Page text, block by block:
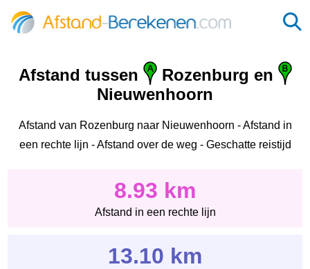
Afstand tussen
Rozenburg en
Nieuwenhoorn
Afstand van Rozenburg naar Nieuwenhoorn - Afstand in
een rechte lijn - Afstand over de weg - Geschatte reistijd
8.93 km
Afstand in een rechte lijn
13.10 km